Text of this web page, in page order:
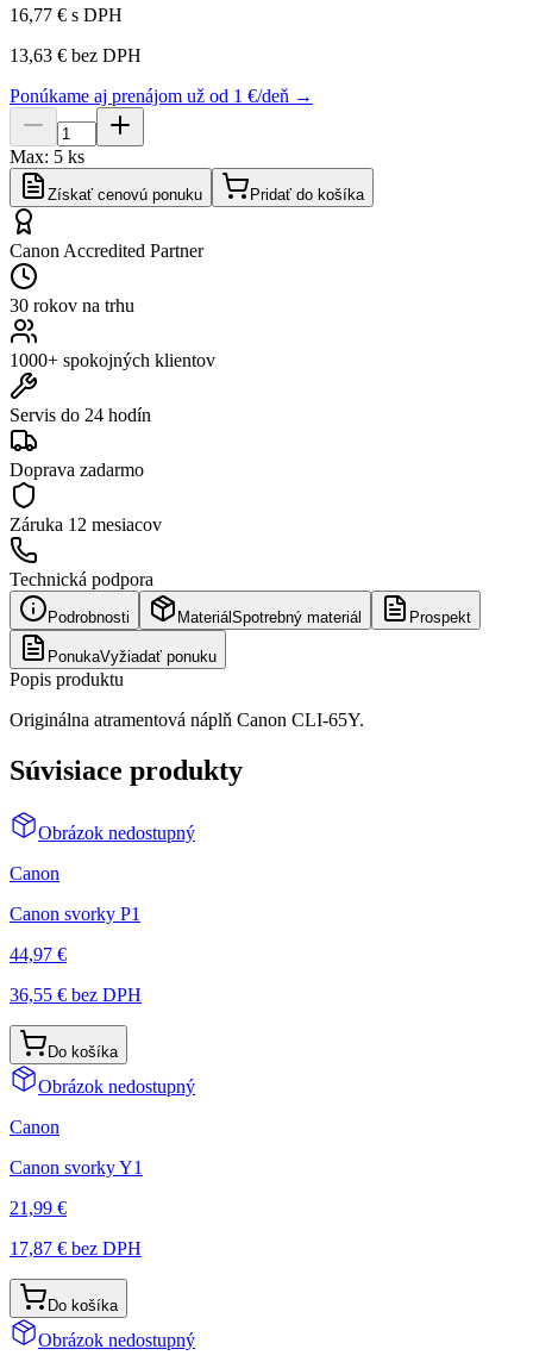
16,77 € s DPH
13,63 € bez DPH
Ponúkame aj prenájom už od 1 €/deň →
Max: 5 ks
Získať cenovú ponuku Pridať do košíka
Canon Accredited Partner
30 rokov na trhu
1000+ spokojných klientov
Servis do 24 hodín
Doprava zadarmo
Záruka 12 mesiacov
Technická podpora
Podrobnosti Materiál Spotrebný materiál Prospekt
PonukaVyžiadať ponuku
Popis produktu
Originálna atramentová náplň Canon CLI-65Y.
Súvisiace produkty
Obrázok nedostupný
Canon
Canon svorky P1
44,97 €
36,55 € bez DPH
Do košíka
Obrázok nedostupný
Canon
Canon svorky Y1
21,99 €
17,87 € bez DPH
Do košíka
Obrázok nedostupný